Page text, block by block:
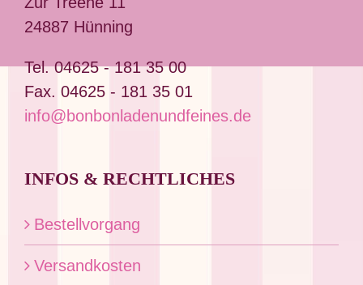
werden
24887 Hünning
Tel. 04625 - 181 35 00
Fax. 04625 - 181 35 01
info@bonbonladenundfeines.de
INFOS & RECHTLICHES
Bestellvorgang
Versandkosten